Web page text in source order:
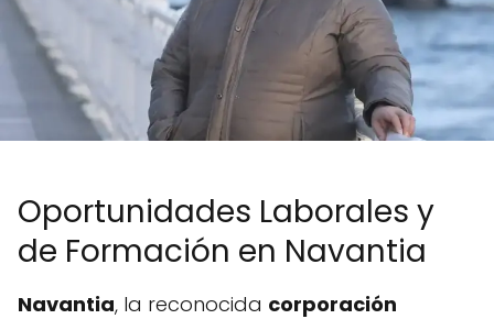
Oportunidades Laborales y
de Formación en Navantia
Navantia, la reconocida corporación